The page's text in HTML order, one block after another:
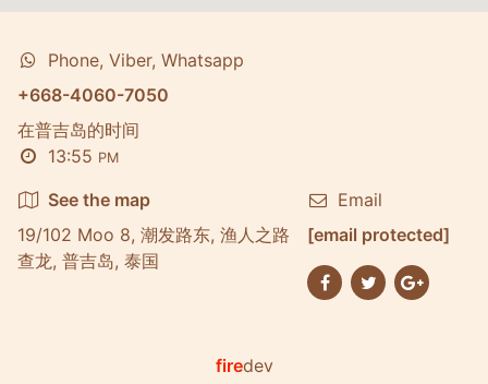
Phone, Viber, Whatsapp
+668-4060-7050
在普吉岛的时间
13:55 PM
See the map
19/102 Moo 8, 潮发路东, 渔人之路
查龙, 普吉岛, 泰国
Email
[email protected]
firedev